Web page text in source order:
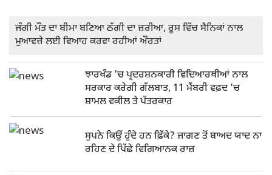
ਜੰਗੀ ਮੌਤ ਦਾ ਬੀਮਾ ਬਣਿਆ ਠੱਗੀ ਦਾ ਜ਼ਰੀਆ, ਰੂਸ ਵਿੱਚ ਸੈਨਿਕਾਂ ਨਾਲ
ਮੁਆਵਜ਼ੇ ਲਈ ਵਿਆਹ ਕਰਵਾ ਰਹੀਆਂ ਔਰਤਾਂ
ਝਾਰਖੰਡ 'ਚ ਪ੍ਰਦਰਸ਼ਨਕਾਰੀ ਵਿਦਿਆਰਥੀਆਂ ਨਾਲ
ਸਰਕਾਰ ਕਰੇਗੀ ਗੱਲਬਾਤ, 11 ਮੈਂਬਰੀ ਵਫ਼ਦ 'ਚ
ਸ਼ਾਮਲ ਵਕੀਲ ਤੇ ਪੱਤਰਕਾਰ
ਸੁਪਨੇ ਕਿਉਂ ਹੁੰਦੇ ਹਨ ਫ਼ਿੱਕੇ? ਜਾਗਣ ਤੋਂ ਬਾਅਦ ਯਾਦ ਨਾ
ਰਹਿਣ ਦੇ ਪਿੱਛੇ ਵਿਗਿਆਨਕ ਰਾਜ਼